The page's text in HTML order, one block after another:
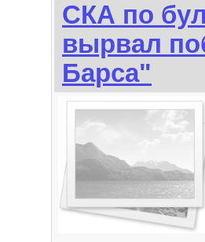
СКА по
вырвал
Барса"